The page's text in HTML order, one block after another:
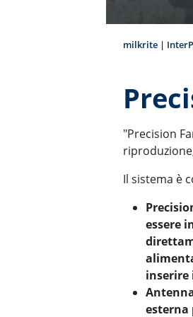
milkrite |
"Precision
Il sistema è
essere
inserire
esterna